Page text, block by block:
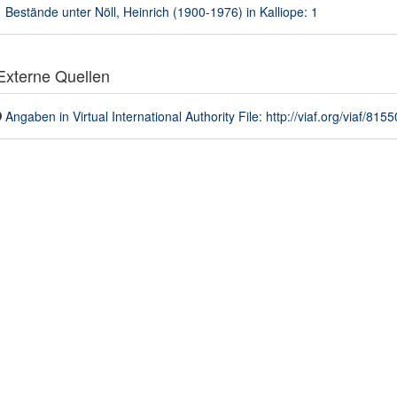
Bestände unter Nöll, Heinrich (1900-1976) in Kalliope: 1
Quellen
Angaben in Virtual International Authority File: http://viaf.org/viaf/